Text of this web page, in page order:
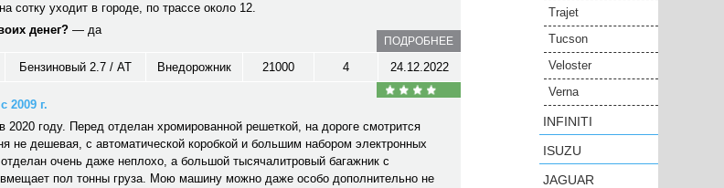
сотку уходит в городе, по трассе около 12.
денег? — да
ПОДРОБНЕЕ
Бензиновый 2.7 / AT Внедорожник 21000 4 24.12.2022
2009 г.
2020 году. Перед отделан хромированной решеткой, на дороге смотрится
не дешевая, с автоматической коробкой и большим набором электронных
очень даже неплохо, а большой тысячалитровый багажник с
пол тонны груза. Мою машину можно даже особо дополнительно не
Trajet
Tucson
Veloster
Verna
INFINITI
ISUZU
JAGUAR